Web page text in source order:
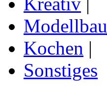
Modellbau
Kochen |
Sonstiges